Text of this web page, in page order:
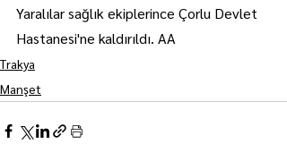
Yaralılar sağlık ekiplerince Çorlu Devlet
Hastanesi'ne kaldırıldı. AA
Trakya
Manşet